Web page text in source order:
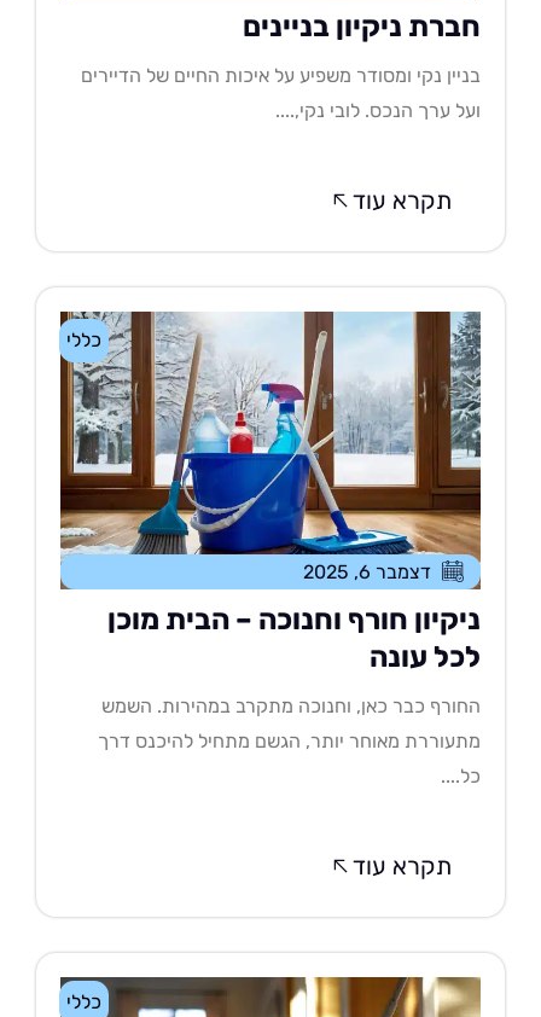
ניקיון בניינים
נקי ומסודר משפיע על איכות החיים של הדיירים
ערך הנכס. לובי נקי,....
תקרא עוד
כללי
דצמבר 6, 2025
חורף וחנוכה – הבית מוכן
עונה
כבר כאן, וחנוכה מתקרב במהירות. השמש
מאוחר יותר, הגשם מתחיל להיכנס דרך
תקרא עוד
כללי